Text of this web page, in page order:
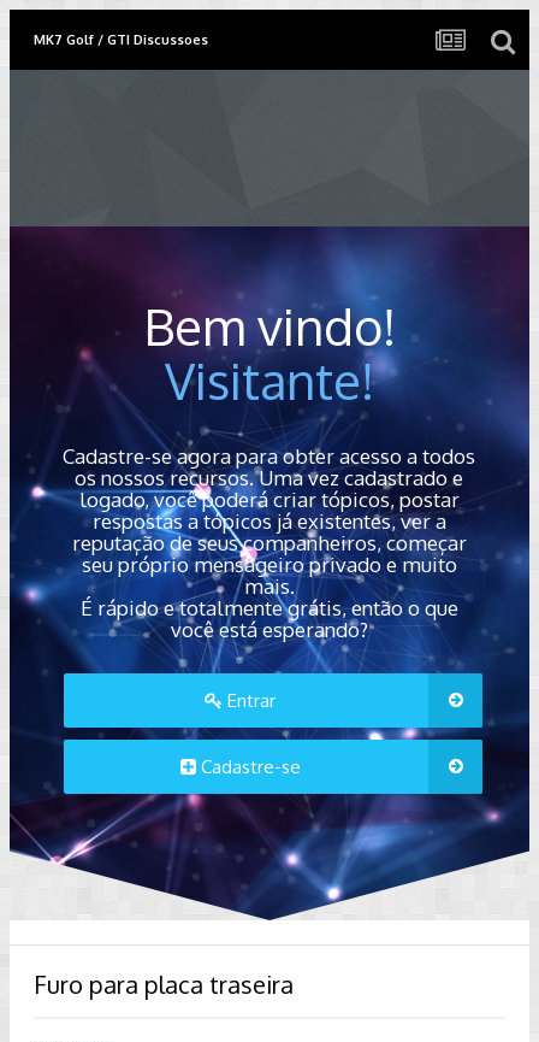
MK7 Golf / GTI Discussoes
Bem vindo!
Visitante!
Cadastre-se agora para obter acesso a todos
os nossos recursos. Uma vez cadastrado e
logado, você poderá criar tópicos, postar
respostas a tópicos já existentes, ver a
reputação de seus companheiros, começar
seu próprio mensageiro privado e muito
mais.
É rápido e totalmente grátis, então o que
você está esperando?
Entrar
Cadastre-se
Furo para placa traseira